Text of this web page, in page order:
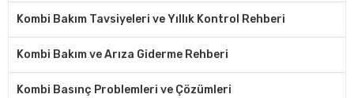
Kombi Bakım Tavsiyeleri ve Yıllık Kontrol Rehberi
Kombi Bakım ve Arıza Giderme Rehberi
Kombi Basınç Problemleri ve Çözümleri